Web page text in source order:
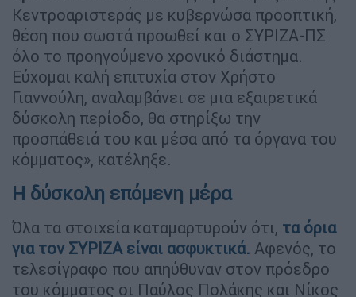
Κεντροαριστεράς με κυβερνώσα προοπτική,
θέση που σωστά προωθεί και ο ΣΥΡΙΖΑ-ΠΣ
όλο το προηγούμενο χρονικό διάστημα.
Εύχομαι καλή επιτυχία στον Χρήστο
Γιαννούλη, αναλαμβάνει σε μια εξαιρετικά
δύσκολη περίοδο, θα στηρίξω την
προσπάθειά του και μέσα από τα όργανα του
κόμματος», κατέληξε.
Η δύσκολη επόμενη μέρα
Όλα τα στοιχεία καταμαρτυρούν ότι, τα όρια
για τον ΣΥΡΙΖΑ είναι ασφυκτικά. Αφενός, το
τελεσίγραφο που απηύθυναν στον πρόεδρο
του κόμματος οι Παύλος Πολάκης και Νίκος